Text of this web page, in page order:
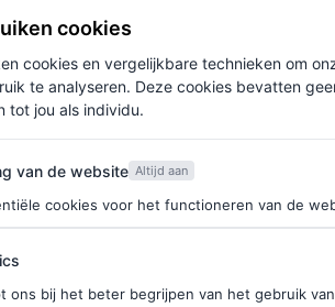
blijven als al het andere in
geworden bij haar optredens. Ze
Renaissance-concert in 2023 en
Carter-tour in Los Angeles.
cookies
cookies en vergelijkbare technieken om
te analyseren. Deze cookies bevatten
tot jou als individu.
de website
van de website Altijd aan
cookies voor het functioneren van de
ons bij het beter begrijpen van het gebruik